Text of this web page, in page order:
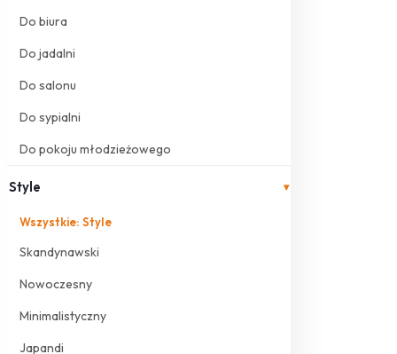
Do biura
Do jadalni
Do salonu
Do sypialni
Do pokoju młodzieżowego
Style ▾
Wszystkie: Style
Skandynawski
Nowoczesny
Minimalistyczny
Japandi